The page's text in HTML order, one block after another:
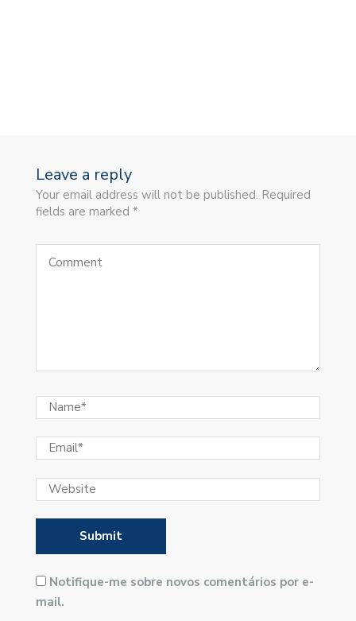
Leave a reply
Your email address will not be published. Required
fields are marked *
Notifique-me sobre novos comentários por e-
mail.